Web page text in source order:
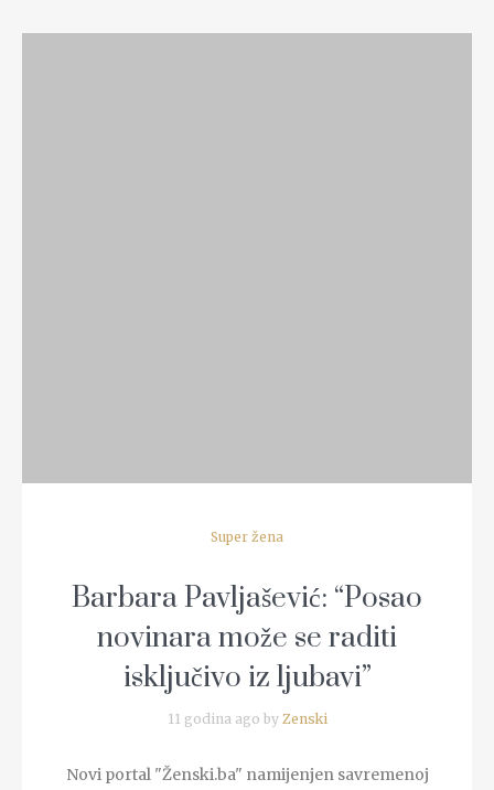
Super žena
Barbara Pavljašević: “Posao
novinara može se raditi
isključivo iz ljubavi”
11 godina ago by Zenski
Novi portal "Ženski.ba" namijenjen savremenoj